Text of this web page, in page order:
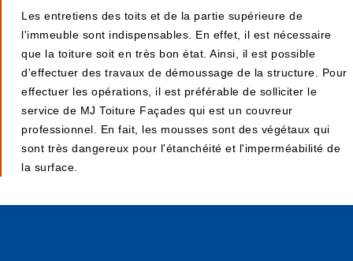
Les entretiens des toits et de la partie supérieure de
l'immeuble sont indispensables. En effet, il est nécessaire
que la toiture soit en très bon état. Ainsi, il est possible
d'effectuer des travaux de démoussage de la structure. Pour
effectuer les opérations, il est préférable de solliciter le
service de MJ Toiture Façades qui est un couvreur
professionnel. En fait, les mousses sont des végétaux qui
sont très dangereux pour l'étanchéité et l'imperméabilité de
la surface.